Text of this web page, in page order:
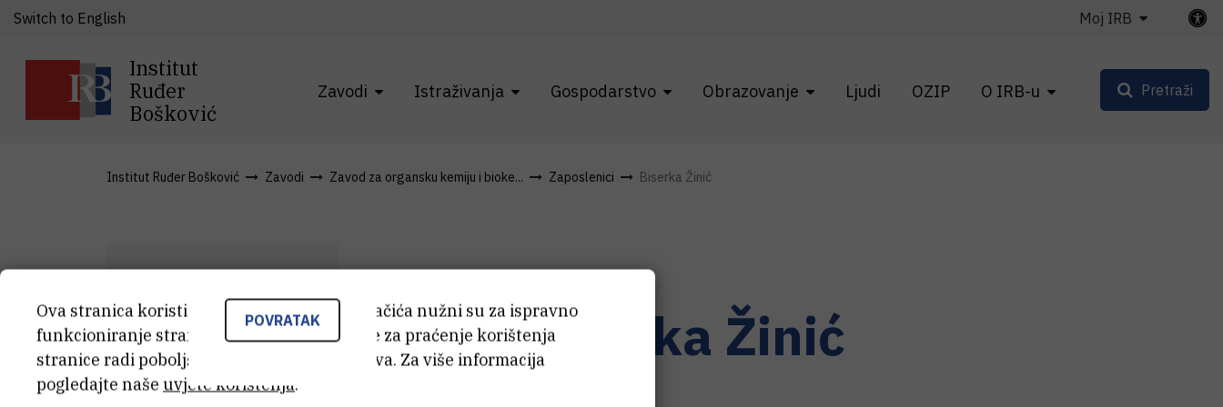
Institut
Ruđer
Bošković
Zavodi Istraživanja Gospodarstvo Obrazovanje Ljudi OZIP O IRB-u
Switch to English Moj IRB
Pretraži
Institut Ruđer Bošković Zavodi Zavod za organsku kemiju i bioke... Zaposlenici Biserka Žinić
Ž dr. sc.Biserka Žinić
POVRATAK
Ova stranica koristi kolačiće. Neki od tih kolačića nužni su za ispravno
funkcioniranje stranice, dok se drugi koriste za praćenje korištenja
stranice radi poboljšanja korisničkog iskustva. Za više informacija
pogledajte naše uvjete korištenja.